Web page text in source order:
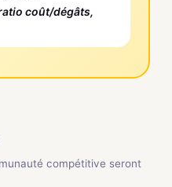
coût/dégâts,
compétitive seront